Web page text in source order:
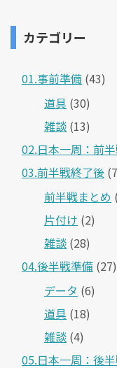
カテゴリー
01.事前準備 (43)
道具 (30)
雑談 (13)
02.日本一周：前
03.前半戦終了後
前半戦まとめ
片付け (2)
雑談 (28)
04.後半戦準備 (27)
データ (6)
道具 (18)
雑談 (4)
05.日本一周：後